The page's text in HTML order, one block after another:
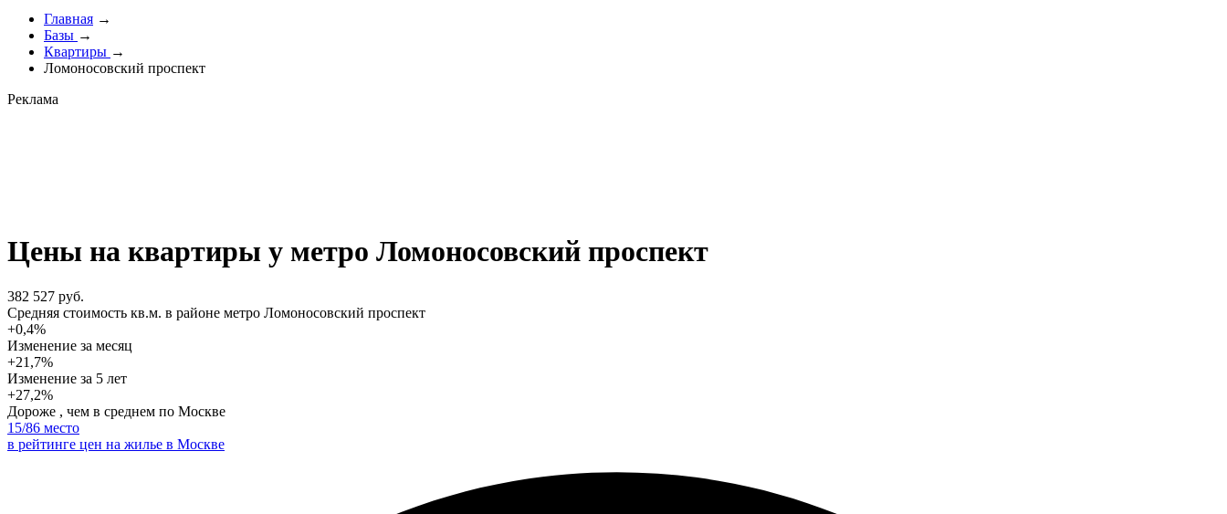
Главная →
Базы →
Квартиры →
Ломоносовский проспект
Реклама
Цены на квартиры у метро Ломоносовский проспект
382 527 руб.
Cредняя стоимость кв.м. в районе метро Ломоносовский проспект
+0,4%
Изменение за месяц
+21,7%
Изменение за 5 лет
+27,2%
Дороже , чем в среднем по Москве
15/86 место
в рейтинге цен на жилье в Москве